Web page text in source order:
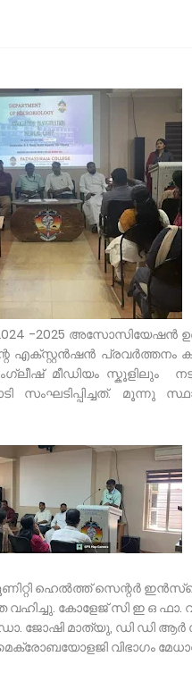
-2025 അസോസിയേഷൻ
എക്സ്റ്റൻഷൻ പ്രവർത്തനം
മീഡിയം സ്കൂളിലും
മൂന്നു
ഹെൽത്ത്‌ സെന്റർ
കോളേജ് സി ഇ ഒ
ജോഷി മാത്യു, ഡി ഡി
വിഭാഗം